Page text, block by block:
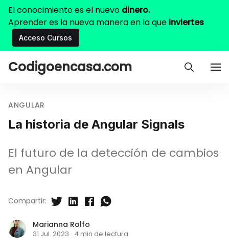
El conocimiento es el nuevo dinero.
Aprender es la nueva manera en la que inviertes
Acceso Cursos
Codigoencasa.com
ANGULAR
La historia de Angular Signals
El futuro de la detección de cambios
en Angular
Marianna Rolfo
31 Jul. 2023 · 4 min de lectura
Compartir: